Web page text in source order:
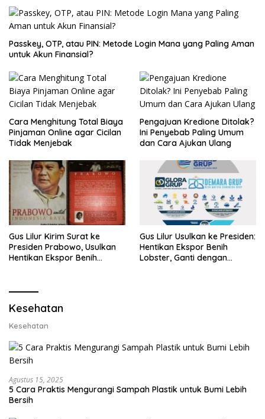
Passkey, OTP, atau PIN: Metode Login Mana yang Paling Aman
untuk Akun Finansial?
Cara Menghitung Total Biaya
Pinjaman Online agar Cicilan
Tidak Menjebak
Pengajuan Kredione Ditolak?
Ini Penyebab Paling Umum
dan Cara Ajukan Ulang
Gus Lilur Kirim Surat ke
Presiden Prabowo, Usulkan
Hentikan Ekspor Benih
Gus Lilur Usulkan ke Presiden:
Hentikan Ekspor Benih
Lobster, Ganti dengan
Kesehatan
Kesehatan
Agustus 15, 2025
5 Cara Praktis Mengurangi Sampah Plastik untuk Bumi Lebih
Bersih